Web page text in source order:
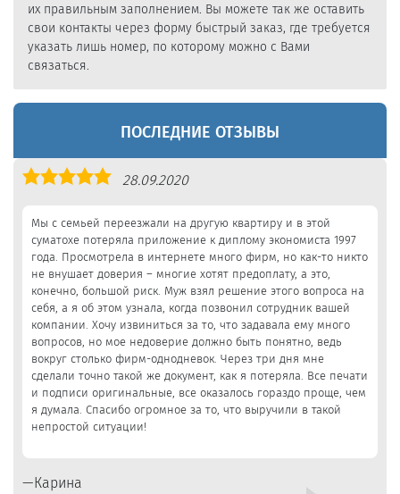
их правильным заполнением. Вы можете так же оставить
свои контакты через форму быстрый заказ, где требуется
указать лишь номер, по которому можно с Вами
связаться.
ПОСЛЕДНИЕ ОТЗЫВЫ
Оценка
28.09.2020
Мы с семьей переезжали на другую квартиру и в этой
суматохе потеряла приложение к диплому экономиста 1997
года. Просмотрела в интернете много фирм, но как-то никто
не внушает доверия – многие хотят предоплату, а это,
конечно, большой риск. Муж взял решение этого вопроса на
себя, а я об этом узнала, когда позвонил сотрудник вашей
компании. Хочу извиниться за то, что задавала ему много
вопросов, но мое недоверие должно быть понятно, ведь
вокруг столько фирм-однодневок. Через три дня мне
сделали точно такой же документ, как я потеряла. Все печати
и подписи оригинальные, все оказалось гораздо проще, чем
я думала. Спасибо огромное за то, что выручили в такой
непростой ситуации!
Карина